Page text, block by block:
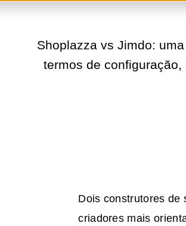
Shoplazza vs Jimdo:
termos de
Dois construtores de
criadores mais